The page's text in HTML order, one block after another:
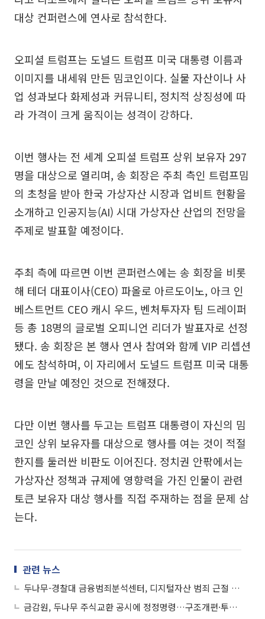
대상 컨퍼런스에 연사로 참석한다.
오피셜 트럼프는 도널드 트럼프 미국 대통령 이름과
이미지를 내세워 만든 밈코인이다. 실물 자산이나 사
업 성과보다 화제성과 커뮤니티, 정치적 상징성에 따
라 가격이 크게 움직이는 성격이 강하다.
이번 행사는 전 세계 오피셜 트럼프 상위 보유자 297
명을 대상으로 열리며, 송 회장은 주최 측인 트럼프밈
의 초청을 받아 한국 가상자산 시장과 업비트 현황을
소개하고 인공지능(AI) 시대 가상자산 산업의 전망을
주제로 발표할 예정이다.
주최 측에 따르면 이번 콘퍼런스에는 송 회장을 비롯
해 테더 대표이사(CEO) 파올로 아르도이노, 아크 인
베스트먼트 CEO 캐시 우드, 벤처투자자 팀 드레이퍼
등 총 18명의 글로벌 오피니언 리더가 발표자로 선정
됐다. 송 회장은 본 행사 연사 참여와 함께 VIP 리셉션
에도 참석하며, 이 자리에서 도널드 트럼프 미국 대통
령을 만날 예정인 것으로 전해졌다.
다만 이번 행사를 두고는 트럼프 대통령이 자신의 밈
코인 상위 보유자를 대상으로 행사를 여는 것이 적절
한지를 둘러싼 비판도 이어진다. 정치권 안팎에서는
가상자산 정책과 규제에 영향력을 가진 인물이 관련
토큰 보유자 대상 행사를 직접 주재하는 점을 문제 삼
는다.
관련 뉴스
두나무-경찰대 금융범죄분석센터, 디지털자산 범죄 근절 위해 민관 협력 '맞손'
금감원, 두나무 주식교환 공시에 정정명령…구조개편·투자판단 사항 지적